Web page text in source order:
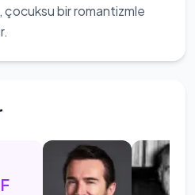
çocuksu bir romantizmle